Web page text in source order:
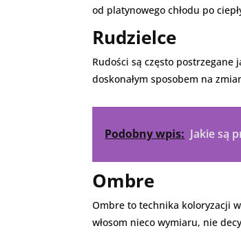
od platynowego chłodu po
Rudzielce
Rudości są często
doskonałym sposobem na
Podobny wpis: Jakie są
Ombre
Ombre to technika koloryzacji
włosom nieco wymiaru, nie